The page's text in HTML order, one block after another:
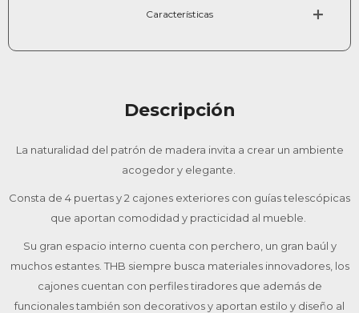
Características
Descripción
La naturalidad del patrón de madera invita a crear un ambiente
acogedor y elegante.
Consta de 4 puertas y 2 cajones exteriores con guías telescópicas
que aportan comodidad y practicidad al mueble.
Su gran espacio interno cuenta con perchero, un gran baúl y
muchos estantes. THB siempre busca materiales innovadores, los
cajones cuentan con perfiles tiradores que además de
funcionales también son decorativos y aportan estilo y diseño al